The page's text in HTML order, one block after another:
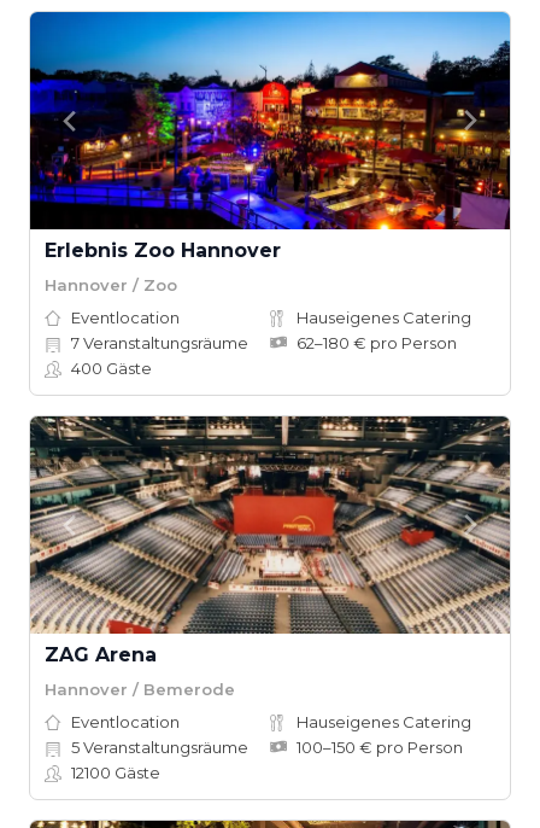
Erlebnis Zoo Hannover
Hannover / Zoo
Eventlocation
Hauseigenes Catering
7Veranstaltungsräume
62–180 € pro Person
400 Gäste
ZAG Arena
Hannover / Bemerode
Eventlocation
Hauseigenes Catering
5Veranstaltungsräume
100–150 € pro Person
12100 Gäste